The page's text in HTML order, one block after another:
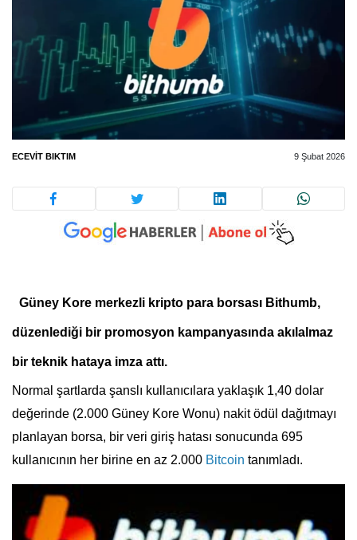
ECEVIT BIKTIM 9 Şubat 2026
Güney Kore merkezli kripto para borsası Bithumb,
düzenlediği bir promosyon kampanyasında akılalmaz
bir teknik hataya imza attı.
Normal şartlarda şanslı kullanıcılara yaklaşık 1,40 dolar
değerinde (2.000 Güney Kore Wonu) nakit ödül dağıtmayı
planlayan borsa, bir veri giriş hatası sonucunda 695
kullanıcının her birine en az 2.000 Bitcoin tanımladı.